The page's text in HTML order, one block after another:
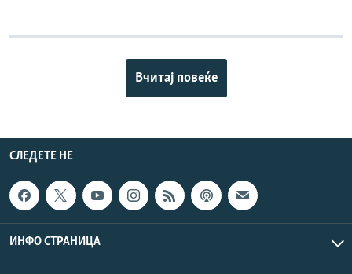
Вчитај повеќе
СЛЕДЕТЕ НЕ
ИНФО СТРАНИЦА